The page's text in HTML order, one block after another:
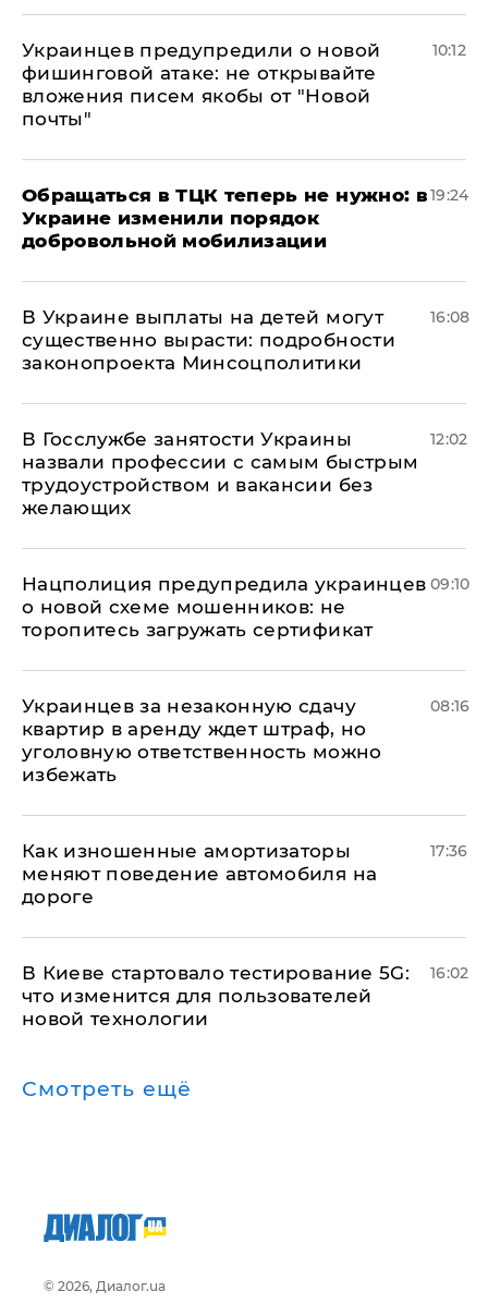
Украинцев предупредили о новой
фишинговой атаке: не открывайте
вложения писем якобы от "Новой
почты"
10:12
Обращаться в ТЦК теперь не нужно: в
Украине изменили порядок
добровольной мобилизации
19:24
В Украине выплаты на детей могут
существенно вырасти: подробности
законопроекта Минсоцполитики
16:08
В Госслужбе занятости Украины
назвали профессии с самым быстрым
трудоустройством и вакансии без
желающих
12:02
Нацполиция предупредила украинцев
о новой схеме мошенников: не
торопитесь загружать сертификат
09:10
Украинцев за незаконную сдачу
квартир в аренду ждет штраф, но
уголовную ответственность можно
избежать
08:16
Как изношенные амортизаторы
меняют поведение автомобиля на
дороге
17:36
В Киеве стартовало тестирование 5G:
что изменится для пользователей
новой технологии
16:02
Смотреть ещё
© 2026, Диалог.ua